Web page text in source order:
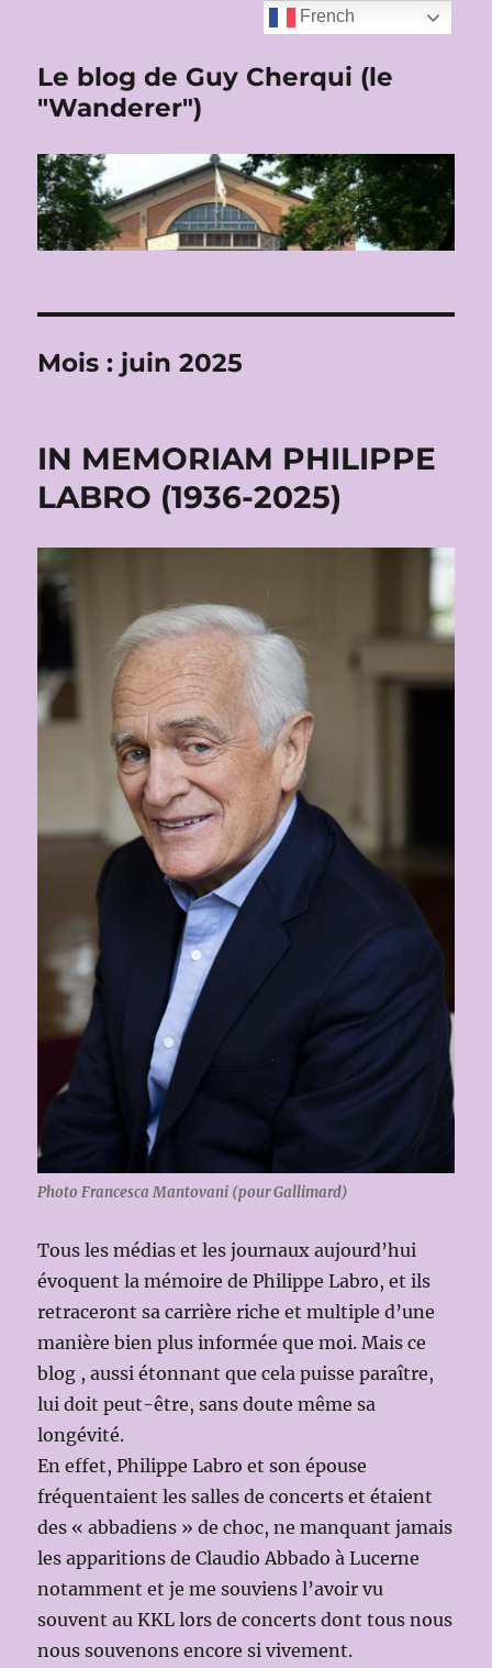
Le blog de Guy Cherqui (le
"Wanderer")
Mois : juin 2025
IN MEMORIAM PHILIPPE
LABRO (1936-2025)
Photo Francesca Mantovani (pour Gallimard)
Tous les médias et les journaux aujourd’hui
évoquent la mémoire de Philippe Labro, et ils
retraceront sa carrière riche et multiple d’une
manière bien plus informée que moi. Mais ce
blog , aussi étonnant que cela puisse paraître,
lui doit peut-être, sans doute même sa
longévité.
En effet, Philippe Labro et son épouse
fréquentaient les salles de concerts et étaient
des « abbadiens » de choc, ne manquant jamais
les apparitions de Claudio Abbado à Lucerne
notamment et je me souviens l’avoir vu
souvent au KKL lors de concerts dont tous nous
nous souvenons encore si vivement.
French